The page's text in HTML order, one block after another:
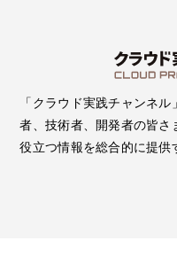
「クラウド実践チャンネ
者、技術者、開発者の皆さ
役立つ情報を総合的に提供